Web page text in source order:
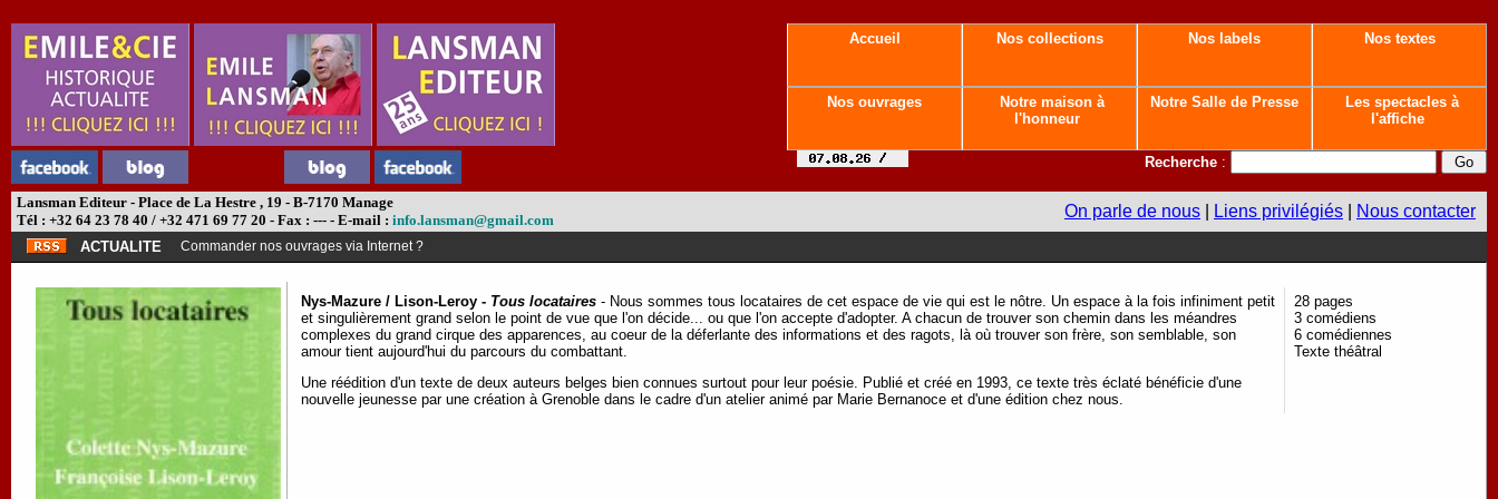
Accueil Nos collections Nos labels Nos textes
Nos ouvrages
Notre maison à
l'honneur
Notre Salle de Presse
Les spectacles à
l'affiche
Recherche :
Lansman Editeur - Place de La Hestre , 19 - B-7170 Manage
Tél : +32 64 23 78 40 / +32 471 69 77 20 - Fax : --- - E-mail : info.lansman@gmail.com On parle de nous Liens privilégiés Nous contacter
ACTUALITE Commander nos ouvrages via Internet ?
Nys-Mazure / Lison-Leroy - Tous locataires - Nous sommes tous locataires de cet espace de vie qui est le nôtre. Un espace à la fois infiniment petit
et singulièrement grand selon le point de vue que l'on décide... ou que l'on accepte d'adopter. A chacun de trouver son chemin dans les méandres
complexes du grand cirque des apparences, au coeur de la déferlante des informations et des ragots, là où trouver son frère, son semblable, son
amour tient aujourd'hui du parcours du combattant.
Une réédition d'un texte de deux auteurs belges bien connues surtout pour leur poésie. Publié et créé en 1993, ce texte très éclaté bénéficie d'une
nouvelle jeunesse par une création à Grenoble dans le cadre d'un atelier animé par Marie Bernanoce et d'une édition chez nous.
28 pages
3 comédiens
6 comédiennes
Texte théâtral